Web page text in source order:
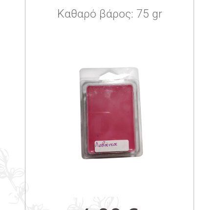
Καθαρό βάρος: 75 gr